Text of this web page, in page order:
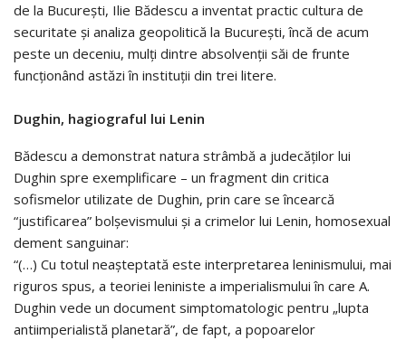
de la București, Ilie Bădescu a inventat practic cultura de
securitate și analiza geopolitică la București, încă de acum
peste un deceniu, mulți dintre absolvenții săi de frunte
funcționând astăzi în instituții din trei litere.
Dughin, hagiograful lui Lenin
Bădescu a demonstrat natura strâmbă a judecăților lui
Dughin spre exemplificare – un fragment din critica
sofismelor utilizate de Dughin, prin care se încearcă
“justificarea” bolşevismului şi a crimelor lui Lenin, homosexual
dement sanguinar:
“(…) Cu totul neaşteptată este interpretarea leninismului, mai
riguros spus, a teoriei leniniste a imperialismului în care A.
Dughin vede un document simptomatologic pentru „lupta
antiimperialistă planetară”, de fapt, a popoarelor